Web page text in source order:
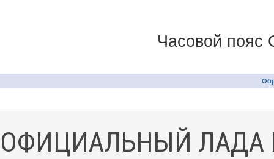
Часовой пояс
ОФИЦИАЛЬНЫЙ ЛАДА